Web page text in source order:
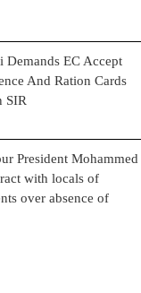
Demands EC Accept
And Ration Cards
SIR
President Mohammed
with locals of
over absence of